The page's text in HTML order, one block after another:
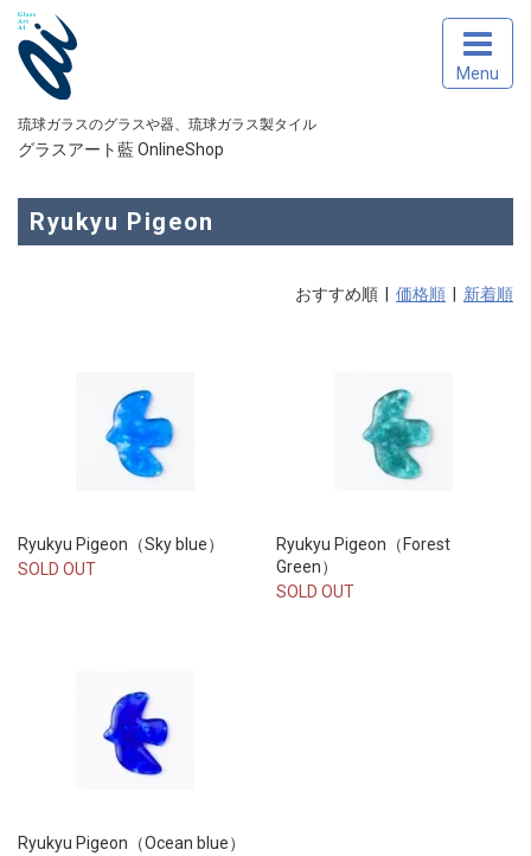
琉球ガラスのグラスや器、琉球ガラス製タイル
グラスアート藍 OnlineShop
Menu
Ryukyu Pigeon
おすすめ順 | 価格順 | 新着順
Ryukyu Pigeon（Sky blue）
SOLD OUT
Ryukyu Pigeon（Forest
Green）
SOLD OUT
Ryukyu Pigeon（Ocean blue）